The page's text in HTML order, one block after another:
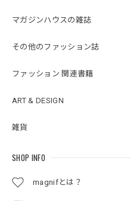
マガジンハウスの雑誌
その他のファッション誌
ファッション 関連書籍
ART & DESIGN
雑貨
SHOP INFO
magnifとは？